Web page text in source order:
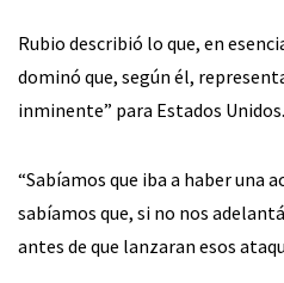
Rubio describió lo que, en
dominó que, según él,
inminente” para Estados Unidos.
“Sabíamos que iba a haber una
sabíamos que, si no nos
antes de que lanzaran esos